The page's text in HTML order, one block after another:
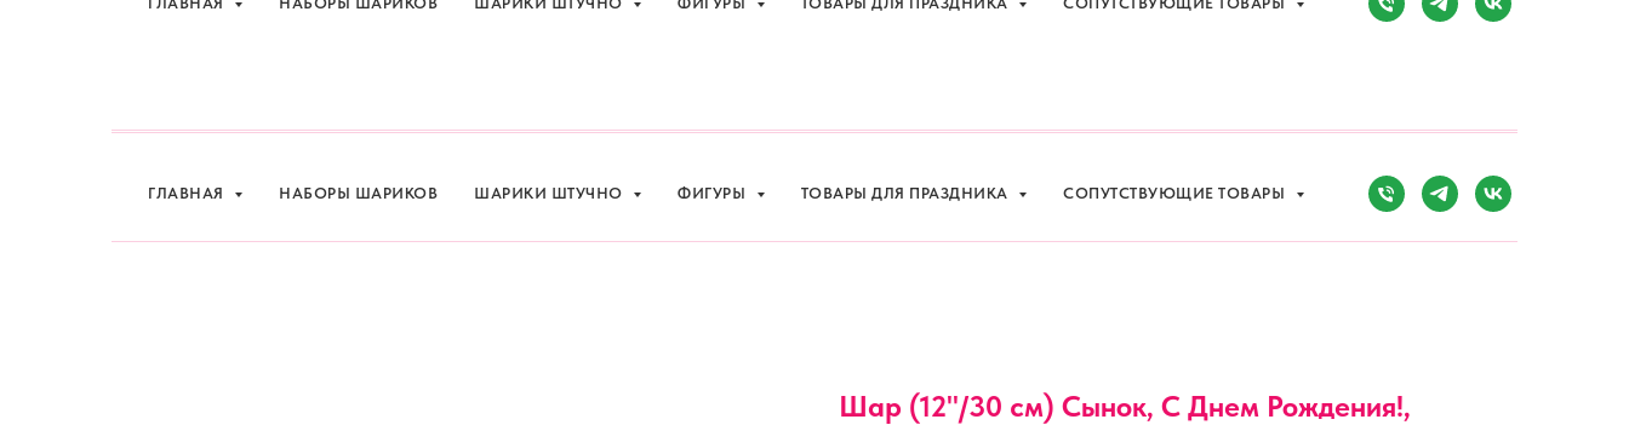
ГЛАВНАЯ НАБОРЫ ШАРИКОВ ШАРИКИ ШТУЧНО ФИГУРЫ ТОВАРЫ ДЛЯ ПРАЗДНИКА СОПУТСТВУЮЩИЕ ТОВАРЫ
Шар (12''/30 см) Сынок, С Днем Рождения!,